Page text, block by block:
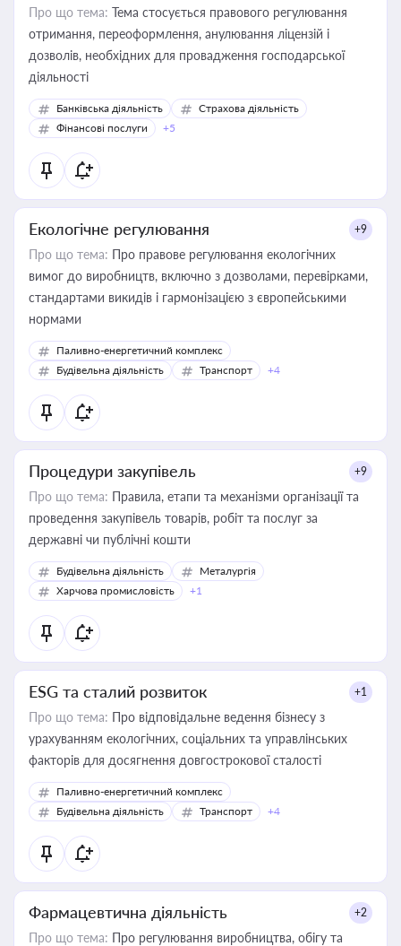
Про що тема: Тема стосується правового регулювання
отримання, переоформлення, анулювання ліцензій і
дозволів, необхідних для провадження господарської
діяльності
Банківська діяльність
Страхова діяльність
Фінансові послуги
+5
Екологічне регулювання +9
Про що тема: Про правове регулювання екологічних
вимог до виробництв, включно з дозволами, перевірками,
стандартами викидів і гармонізацією з європейськими
нормами
Паливно-енергетичний комплекс
Будівельна діяльність
Транспорт +4
Процедури закупівель +9
Про що тема: Правила, етапи та механізми організації та
проведення закупівель товарів, робіт та послуг за
державні чи публічні кошти
Будівельна діяльність
Металургія
Харчова промисловість
+1
ESG та сталий розвиток +1
Про що тема: Про відповідальне ведення бізнесу з
урахуванням екологічних, соціальних та управлінських
факторів для досягнення довгострокової сталості
Паливно-енергетичний комплекс
Будівельна діяльність
Транспорт +4
Фармацевтична діяльність +2
Про що тема: Про регулювання виробництва, обігу та